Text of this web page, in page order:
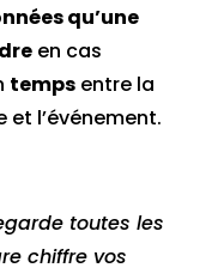
qu’une
en cas
tempsentre la
l’événement.
toutes les
chiffre vos